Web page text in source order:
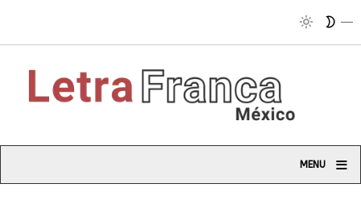
MENU ≡